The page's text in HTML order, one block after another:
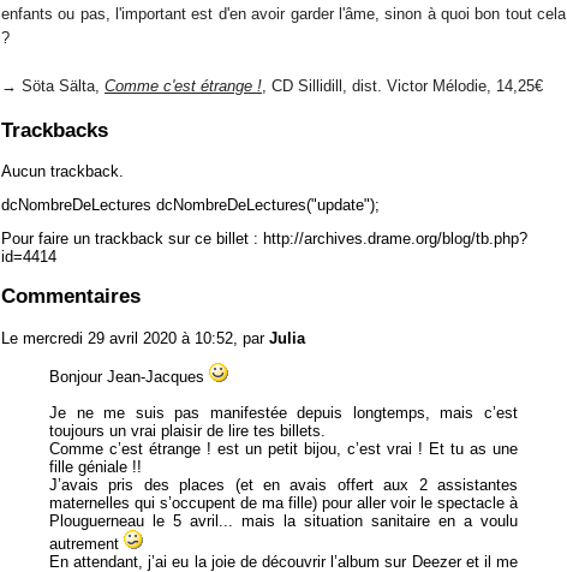
enfants ou pas, l'important est d'en avoir garder l'âme, sinon à quoi bon tout cela
?
→ Söta Sälta, Comme c'est étrange ! , CD Sillidill, dist. Victor Mélodie, 14,25€
Trackbacks
Aucun trackback.
dcNombreDeLectures dcNombreDeLectures("update");
Pour faire un trackback sur ce billet : http://archives.drame.org/blog/tb.php?
id=4414
Commentaires
Le mercredi 29 avril 2020 à 10:52, par Julia
Bonjour Jean-Jacques
Je ne me suis pas manifestée depuis longtemps, mais c’est
toujours un vrai plaisir de lire tes billets.
Comme c’est étrange ! est un petit bijou, c’est vrai ! Et tu as une
fille géniale !!
J’avais pris des places (et en avais offert aux 2 assistantes
maternelles qui s’occupent de ma fille) pour aller voir le spectacle à
Plouguerneau le 5 avril... mais la situation sanitaire en a voulu
autrement
En attendant, j’ai eu la joie de découvrir l’album sur Deezer et il me